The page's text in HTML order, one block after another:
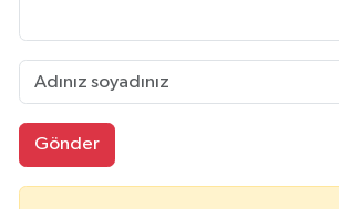
Gönder